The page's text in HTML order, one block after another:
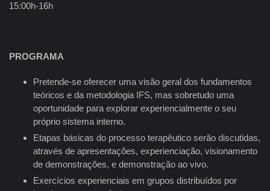
15:00h-16h
PROGRAMA
Pretende-se oferecer uma visão geral dos fundamentos
teóricos e da metodologia IFS, mas sobretudo uma
oportunidade para explorar experiencialmente o seu
próprio sistema interno.
Etapas básicas do processo terapêutico serão discutidas,
através de apresentações, experienciação, visionamento
de demonstrações, e demonstração ao vivo.
Exercícios experienciais em grupos distribuídos por